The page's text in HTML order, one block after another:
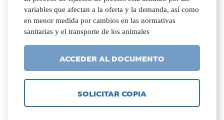
variables que afectan a la oferta y la demanda, así como
en menor medida por cambios en las normativas
sanitarias y el transporte de los animales
ACCEDER AL DOCUMENTO
SOLICITAR COPIA